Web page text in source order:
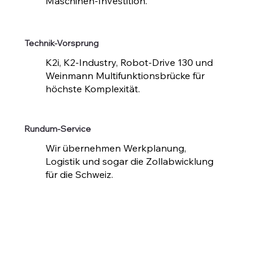
Technik-Vorsprung
K2i, K2-Industry, Robot-Drive 130 und
Weinmann Multifunktionsbrücke für
höchste Komplexität.
Rundum-Service
Wir übernehmen Werkplanung,
Logistik und sogar die Zollabwicklung
für die Schweiz.